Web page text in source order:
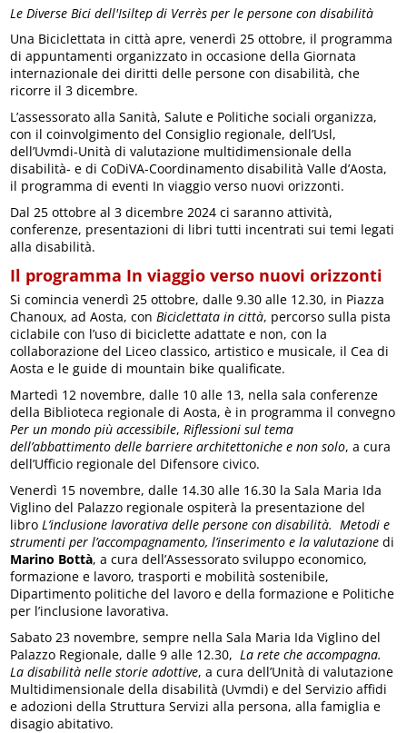
Le Diverse Bici dell'Isiltep di Verrès per le persone con disabilità
Una Biciclettata in città apre, venerdì 25 ottobre, il programma
di appuntamenti organizzato in occasione della Giornata
internazionale dei diritti delle persone con disabilità, che
ricorre il 3 dicembre.
L’assessorato alla Sanità, Salute e Politiche sociali organizza,
con il coinvolgimento del Consiglio regionale, dell’Usl,
dell’Uvmdi-Unità di valutazione multidimensionale della
disabilità- e di CoDiVA-Coordinamento disabilità Valle d’Aosta,
il programma di eventi In viaggio verso nuovi orizzonti.
Dal 25 ottobre al 3 dicembre 2024 ci saranno attività,
conferenze, presentazioni di libri tutti incentrati sui temi legati
alla disabilità.
Il programma In viaggio verso nuovi orizzonti
Si comincia venerdì 25 ottobre, dalle 9.30 alle 12.30, in Piazza
Chanoux, ad Aosta, con Biciclettata in città, percorso sulla pista
ciclabile con l’uso di biciclette adattate e non, con la
collaborazione del Liceo classico, artistico e musicale, il Cea di
Aosta e le guide di mountain bike qualificate.
Martedì 12 novembre, dalle 10 alle 13, nella sala conferenze
della Biblioteca regionale di Aosta, è in programma il convegno
Per un mondo più accessibile, Riflessioni sul tema
dell’abbattimento delle barriere architettoniche e non solo, a cura
dell’Ufficio regionale del Difensore civico.
Venerdì 15 novembre, dalle 14.30 alle 16.30 la Sala Maria Ida
Viglino del Palazzo regionale ospiterà la presentazione del
libro L’inclusione lavorativa delle persone con disabilità. Metodi e
strumenti per l’accompagnamento, l’inserimento e la valutazione di
Marino Bottà, a cura dell’Assessorato sviluppo economico,
formazione e lavoro, trasporti e mobilità sostenibile,
Dipartimento politiche del lavoro e della formazione e Politiche
per l’inclusione lavorativa.
Sabato 23 novembre, sempre nella Sala Maria Ida Viglino del
Palazzo Regionale, dalle 9 alle 12.30, La rete che accompagna.
La disabilità nelle storie adottive, a cura dell’Unità di valutazione
Multidimensionale della disabilità (Uvmdi) e del Servizio affidi
e adozioni della Struttura Servizi alla persona, alla famiglia e
disagio abitativo.